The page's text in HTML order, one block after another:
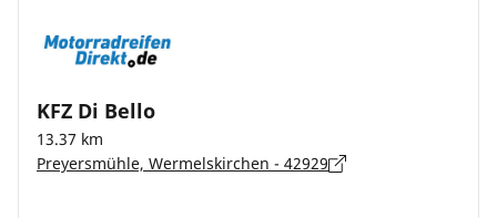
KFZ Di Bello
13.37 km
Preyersmühle, Wermelskirchen - 42929